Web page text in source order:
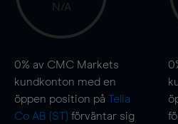
N/A
0% av CMC Markets
kundkonton med en
öppen position på Telia
Co AB (ST) förväntar sig